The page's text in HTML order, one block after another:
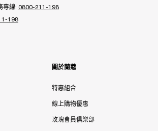
專線: 0800-211-198
198
關於蘭蔻
特惠組合
線上購物優惠
玫瑰會員俱樂部